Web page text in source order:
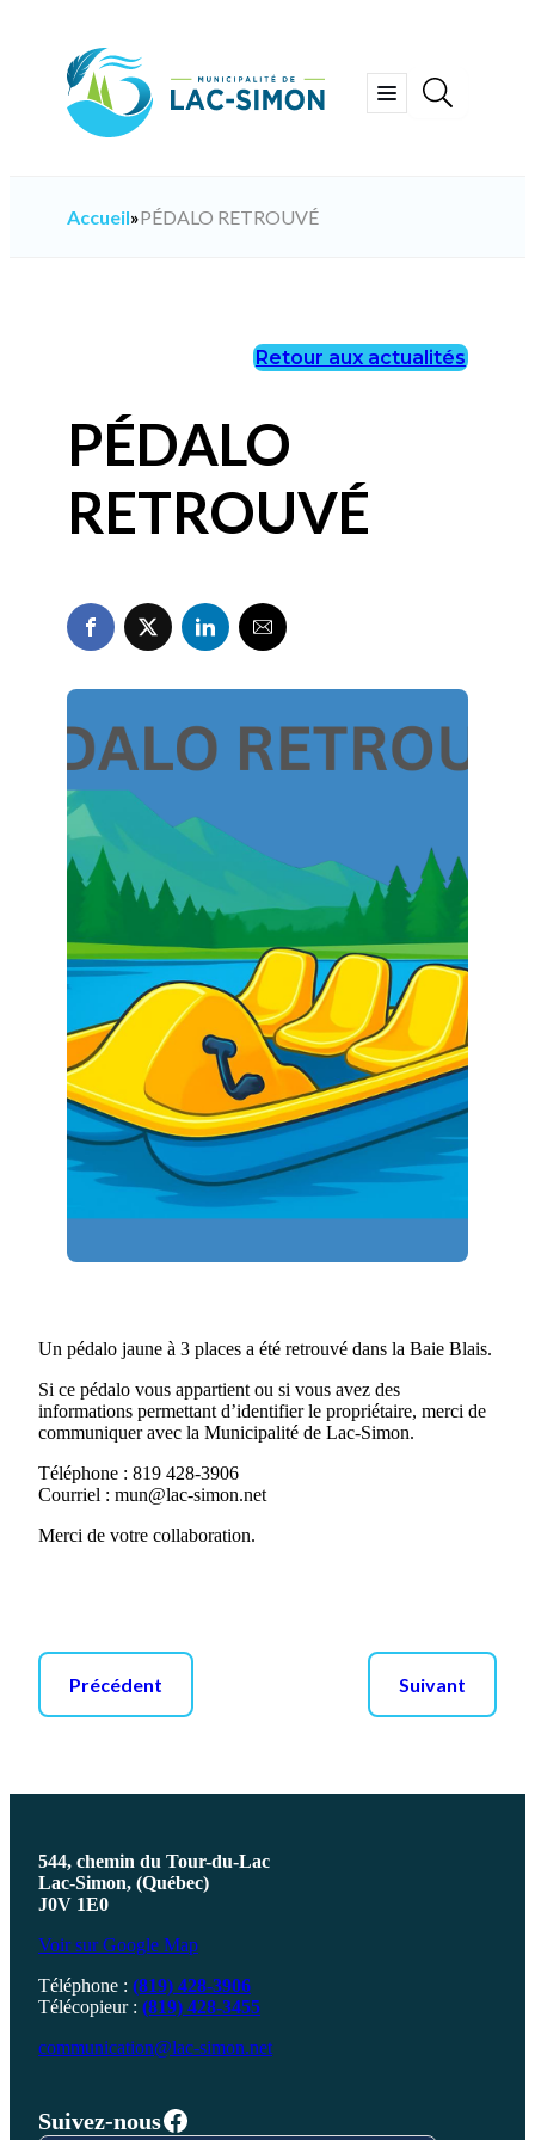
Ouvrir
Accueil»PÉDALO RETROUVÉ
Retour aux actualités
PÉDALO
RETROUVÉ
Un pédalo jaune à 3 places a été retrouvé dans la Baie Blais.
Si ce pédalo vous appartient ou si vous avez des
informations permettant d’identifier le propriétaire, merci de
communiquer avec la Municipalité de Lac-Simon.
Téléphone : 819 428-3906
Courriel : mun@lac-simon.net
Merci de votre collaboration.
Précédent Suivant
544, chemin du Tour-du-Lac
Lac-Simon, (Québec)
J0V 1E0
Voir sur Google Map
Téléphone : (819) 428-3906
Télécopieur : (819) 428-3455
communication@lac-simon.net
Suivez-nousFacebook